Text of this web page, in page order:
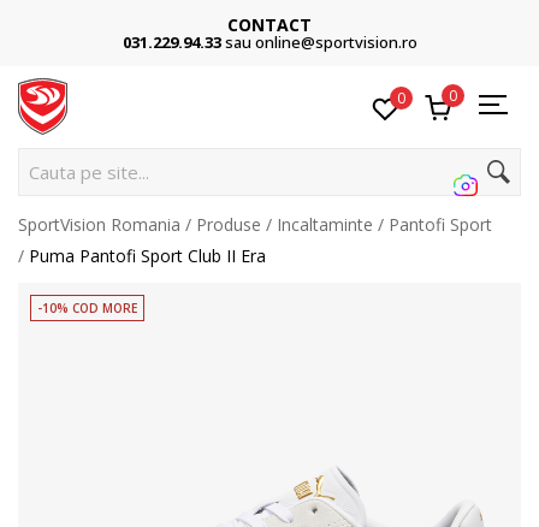
CONTACT
031.229.94.33sau online@sportvision.ro
0 0
C
SportVision Romania Produse Incaltaminte
Pantofi Sport
Puma Pantofi Sport Club II Era
-10% COD MORE